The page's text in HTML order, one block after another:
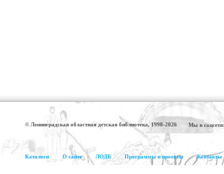
© Ленинградская областная детская библиотека, 1998-2026 Мы в
Каталоги О сайте ЛОДБ Программы и проекты Контакты